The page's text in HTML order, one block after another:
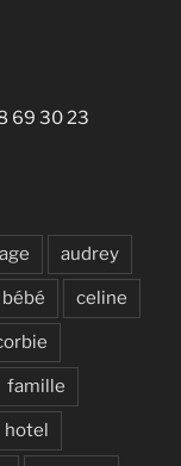
69 30 23
audrey
bébé celine
famille
hotel